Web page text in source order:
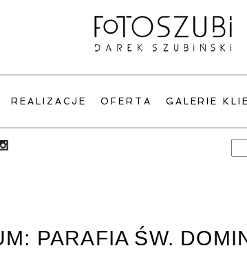
REALIZACJE OFERTA GALERIE
PARAFIA ŚW.